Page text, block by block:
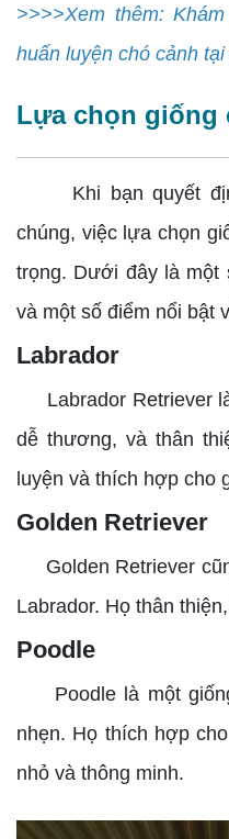
>>>>Xem thêm:
huấn luyện chó cảnh
Lựa chọn giống
Khi bạn quyết
chúng, việc lựa chọn
trọng. Dưới đây là một
và một số điểm nổi bật
Labrador
Labrador Retriever
dễ thương, và thân
luyện và thích hợp cho
Golden Retriever
Golden Retriever
Labrador. Họ thân
Poodle
Poodle là một
nhẹn. Họ thích hợp
nhỏ và thông minh.